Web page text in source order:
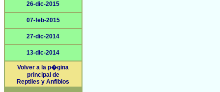
26-dic-2015
07-feb-2015
27-dic-2014
13-dic-2014
Volver a la p�gina
principal de
Reptiles y Anfibios